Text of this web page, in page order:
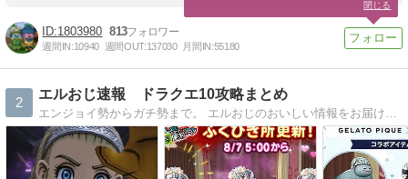
1803980 813
週間IN:10940 週間OUT:137030 月間IN:55180
2
エルおじ速報 ドラクエ10攻略まとめ
エンジョイ勢からガチ勢まで。 エルおじのおいしい情報をお届けします！
閉じる